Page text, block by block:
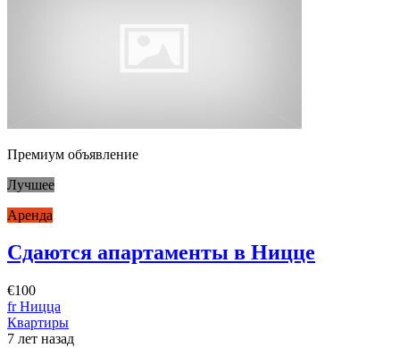
Премиум объявление
Лучшее
Аренда
Сдаются апартаменты в Ницце
€100
fr Ницца
Квартиры
7 лет назад